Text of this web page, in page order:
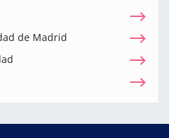
de Madrid